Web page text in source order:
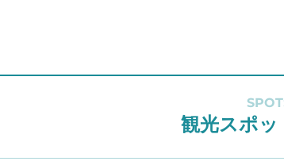
観光スポッ